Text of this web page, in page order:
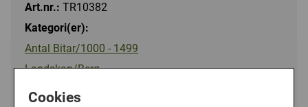
Cookies
Art.nr.: TR10382
Kategori(er):
Antal Bitar/1000 - 1499
Landskap/Berg
Landskap/Sjö, Hav, Strand